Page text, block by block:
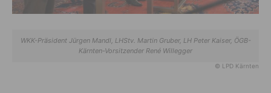
WKK-Präsident Jürgen Mandl, LHStv. Martin Gruber, LH Peter Kaiser, ÖGB-
Kärnten-Vorsitzender René Willegger
© LPD Kärnten